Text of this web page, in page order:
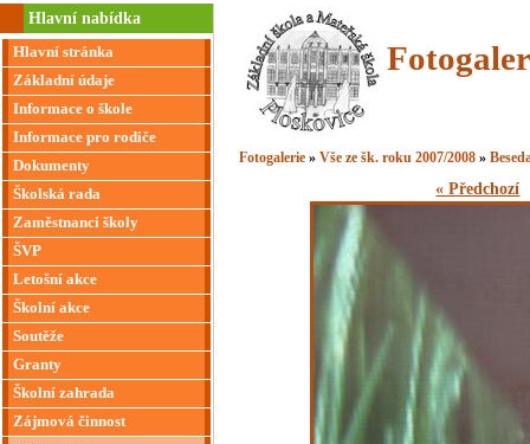
Hlavní nabídka
Hlavní stránka
Základní údaje
Informace o škole
Informace pro rodiče
Dokumenty
Školská rada
Zaměstnanci školy
ŠVP
Letošní akce
Školní akce
Soutěže
Granty
Školní zahrada
Zájmová činnost
Fotogalerie »Vše ze šk. roku 2007/2008 »
« Předchozí